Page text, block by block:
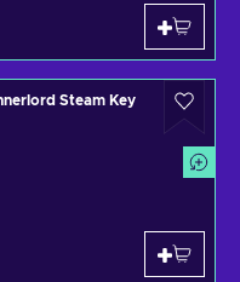
Steam Key